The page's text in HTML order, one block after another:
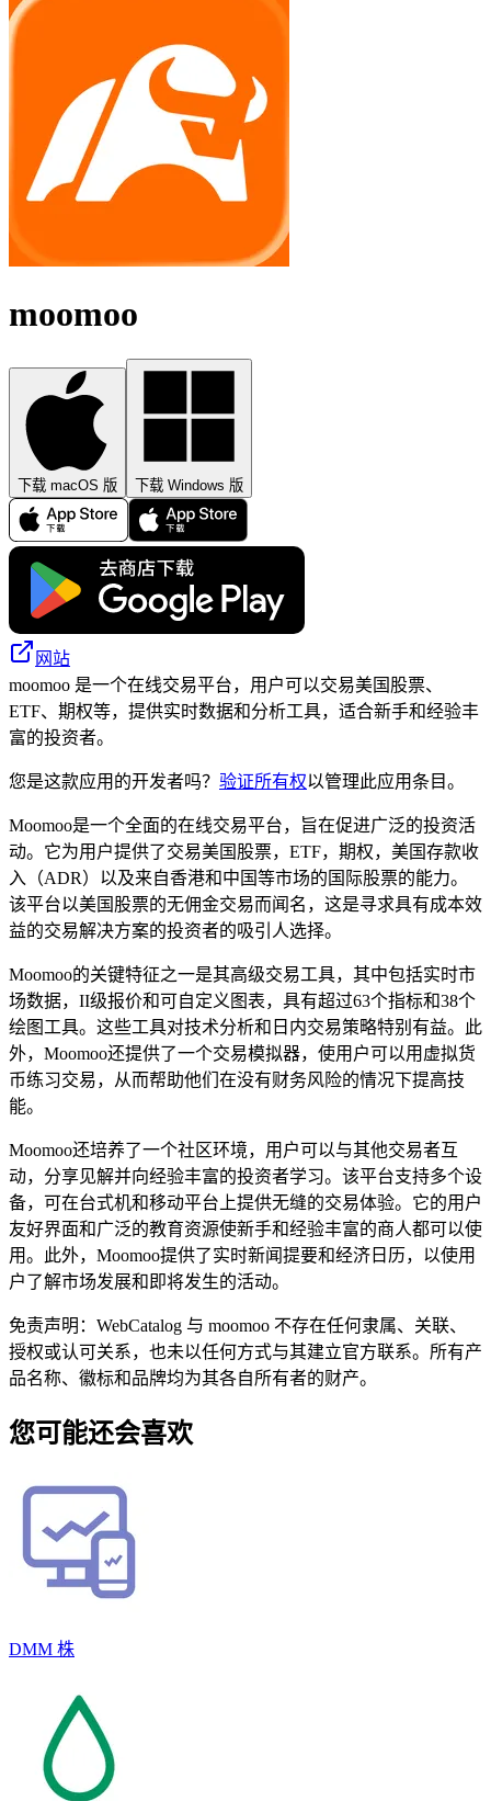
moomoo
下载 macOS 版 下载 Windows 版
网站
moomoo 是一个在线交易平台，用户可以交易美国股票、
ETF、期权等，提供实时数据和分析工具，适合新手和经验丰
富的投资者。
您是这款应用的开发者吗？ 验证所有权以管理此应用条目。
Moomoo是一个全面的在线交易平台，旨在促进广泛的投资活
动。它为用户提供了交易美国股票，ETF，期权，美国存款收
入（ADR）以及来自香港和中国等市场的国际股票的能力。
该平台以美国股票的无佣金交易而闻名，这是寻求具有成本效
益的交易解决方案的投资者的吸引人选择。
Moomoo的关键特征之一是其高级交易工具，其中包括实时市
场数据，II级报价和可自定义图表，具有超过63个指标和38个
绘图工具。这些工具对技术分析和日内交易策略特别有益。此
外，Moomoo还提供了一个交易模拟器，使用户可以用虚拟货
币练习交易，从而帮助他们在没有财务风险的情况下提高技
能。
Moomoo还培养了一个社区环境，用户可以与其他交易者互
动，分享见解并向经验丰富的投资者学习。该平台支持多个设
备，可在台式机和移动平台上提供无缝的交易体验。它的用户
友好界面和广泛的教育资源使新手和经验丰富的商人都可以使
用。此外，Moomoo提供了实时新闻提要和经济日历，以使用
户了解市场发展和即将发生的活动。
免责声明：WebCatalog 与 moomoo 不存在任何隶属、关联、
授权或认可关系，也未以任何方式与其建立官方联系。所有产
品名称、徽标和品牌均为其各自所有者的财产。
您可能还会喜欢
DMM 株